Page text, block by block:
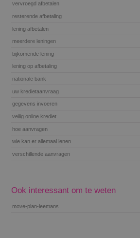
vervroegd afbetalen
resterende afbetaling
lening afbetalen
meerdere leningen
bijkomende lening
lening op afbetaling
nationale bank
uw kredietaanvraag
gegevens invoeren
veilig online krediet
hoe aanvragen
wie kan er allemaal lenen
verschillende aanvragen
Ook interessant om te weten
move-plan-leemans